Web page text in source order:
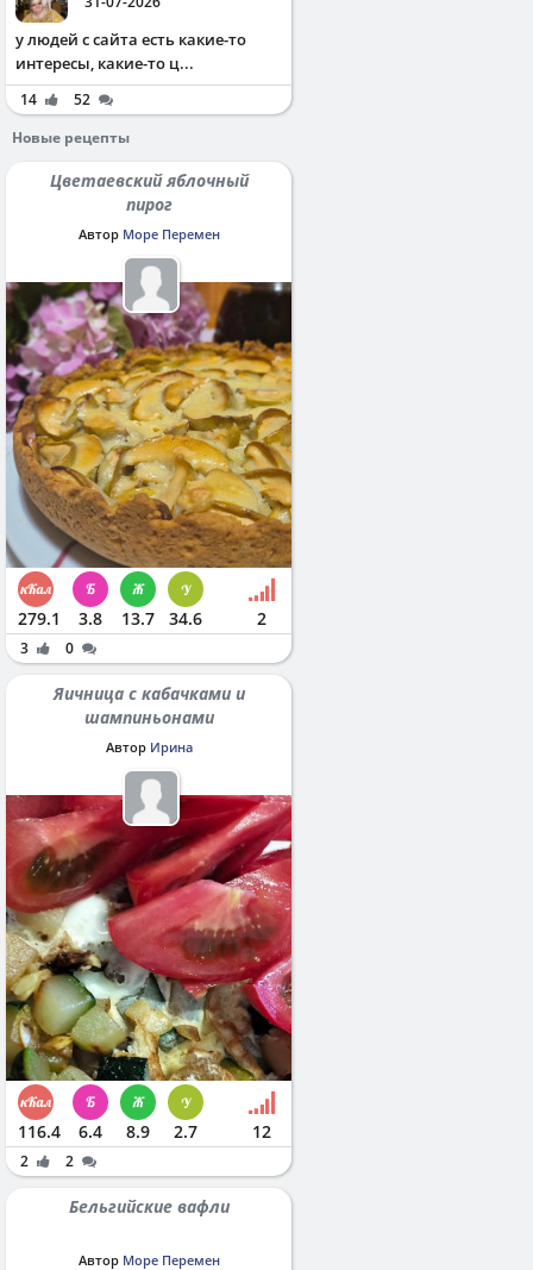
у людей с сайта есть какие-то
интересы, какие-то ц...
14
52
Новые рецепты
Цветаевский яблочный
пирог
Автор Море Перемен
279.1 3.8 13.7 34.6 2
3 0
Яичница с кабачками и
шампиньонами
Автор Ирина
116.4 6.4 8.9 2.7 12
2 2
Бельгийские вафли
Автор Море Перемен